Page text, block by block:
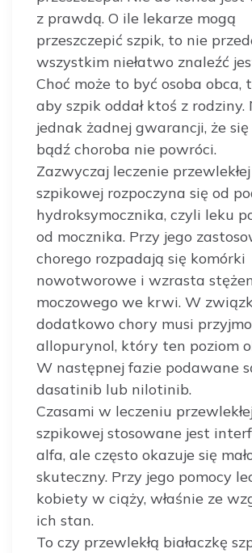
z prawdą. O ile lekarze mogą
przeszczepić szpik, to nie
wszystkim niełatwo znaleźć
Choć może to być osoba obca,
aby szpik oddał ktoś z rodziny.
jednak żadnej gwarancji, że
bądź choroba nie powróci.
Zazwyczaj leczenie
szpikowej rozpoczyna się od
hydroksymocznika, czyli leku
od mocznika. Przy jego
chorego rozpadają się komórki
nowotworowe i wzrasta
moczowego we krwi. W
dodatkowo chory musi
allopurynol, który ten poziom
W następnej fazie podawane
dasatinib lub nilotinib.
Czasami w leczeniu
szpikowej stosowane jest
alfa, ale często okazuje się
skuteczny. Przy jego pomocy
kobiety w ciąży, właśnie ze
ich stan.
To czy przewlekłą białaczkę